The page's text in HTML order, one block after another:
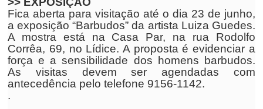
Fica aberta para visitação até o dia 23 de junho,
a exposição “Barbudos” da artista Luiza Guedes.
A mostra está na Casa Par, na rua Rodolfo
Corrêa, 69, no Lídice. A proposta é evidenciar a
força e a sensibilidade dos homens barbudos.
As visitas devem ser agendadas com
antecedência pelo telefone 9156-1142.
.